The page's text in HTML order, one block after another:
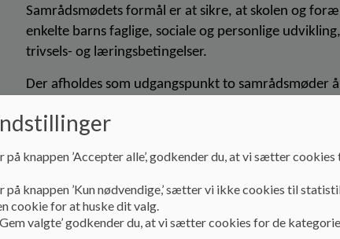
Samrådsmødets formål er at sikre, at skolen og
enkelte barns faglige, sociale og personlige
trivsels- og læringsbetingelser.
Der afholdes som udgangspunkt to
levens mentor deltager ved begge
løbende. Yderligere emner, som ønskes drøftet til
Vedtaget i Skolebestyrelsen d. 5. februar 2019
på knappen ’Accepter alle’, godkender du, at vi sætter
på knappen ’Kun nødvendige,’ sætter vi ikke cookies til
cookie for at huske dit valg.
valgte’ godkender du, at vi sætter cookies for de